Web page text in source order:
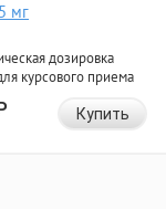
мг
дозировка
курсового приема
Купить